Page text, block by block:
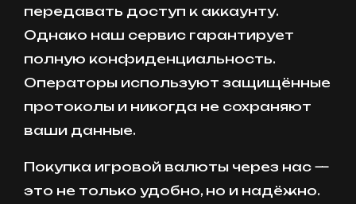
передавать доступ к аккаунту.
Однако наш сервис гарантирует
полную конфиденциальность.
Операторы используют защищённые
протоколы и никогда не сохраняют
ваши данные.
Покупка игровой валюты через нас —
это не только удобно, но и надёжно.